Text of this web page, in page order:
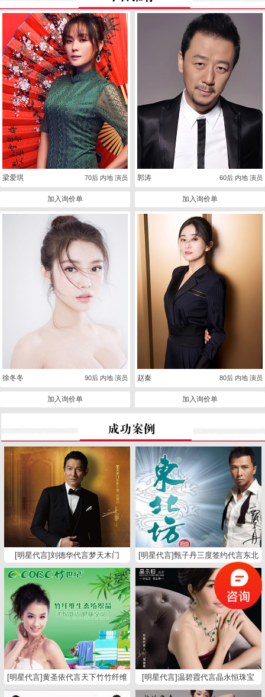
梁爱琪 70后 内地 演员
加入询价单
郭涛 60后 内地 演员
加入询价单
徐冬冬 90后 内地 演员
加入询价单
赵秦 80后 内地 演员
加入询价单
[明星代言]刘德华代言梦天木门
[明星代言]甄子丹三度签约代言东北
坊白酒
[明星代言]黄圣依代言天下竹竹纤维
纺织品
[明星代言]温碧霞代言晶永恒珠宝